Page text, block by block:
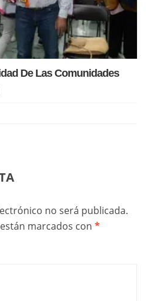
De Las Comunidades
no será publicada.
marcados con *